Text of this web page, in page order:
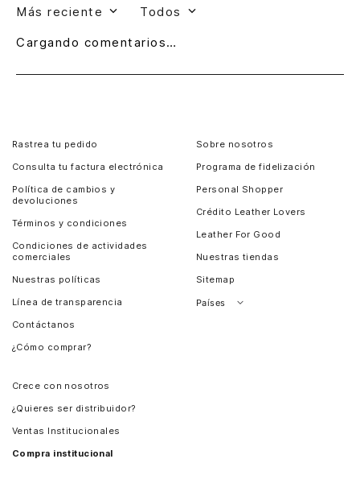
Más reciente Todos
Cargando comentarios…
Rastrea tu pedido
Consulta tu factura electrónica
Política de cambios y
devoluciones
Términos y condiciones
Condiciones de actividades
comerciales
Nuestras políticas
Línea de transparencia
Contáctanos
¿Cómo comprar?
Sobre nosotros
Programa de fidelización
Personal Shopper
Crédito Leather Lovers
Leather For Good
Nuestras tiendas
Sitemap
Países
Crece con nosotros
¿Quieres ser distribuidor?
Ventas Institucionales
Compra institucional